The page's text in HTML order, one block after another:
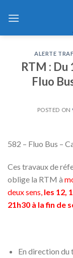
ALERTE
RTM : Du
Fluo
POSTED ON
582 – Fluo Bus –
Ces travaux de
oblige la RTM à
deux sens, les 12,
21h30 à la fin de
En direction du